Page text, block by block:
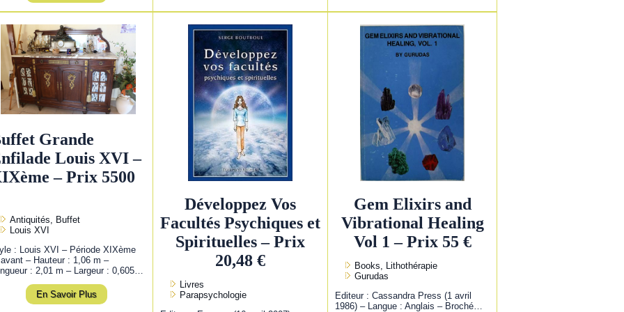
Grande
Louis XVI –
– Prix 5500
Antiquités, Buffet
Louis XVI
: Louis XVI – Période XIXème
– Hauteur : 1,06 m –
: 2,01 m – Largeur : 0,605…
En Savoir Plus
Développez Vos
Facultés Psychiques et
Spirituelles – Prix
20,48 €
Livres
Parapsychologie
Gem Elixirs and
Vibrational Healing
Vol 1 – Prix 55 €
Books, Lithothérapie
Gurudas
Editeur : Cassandra Press (1 avril
1986) – Langue : Anglais – Broché…